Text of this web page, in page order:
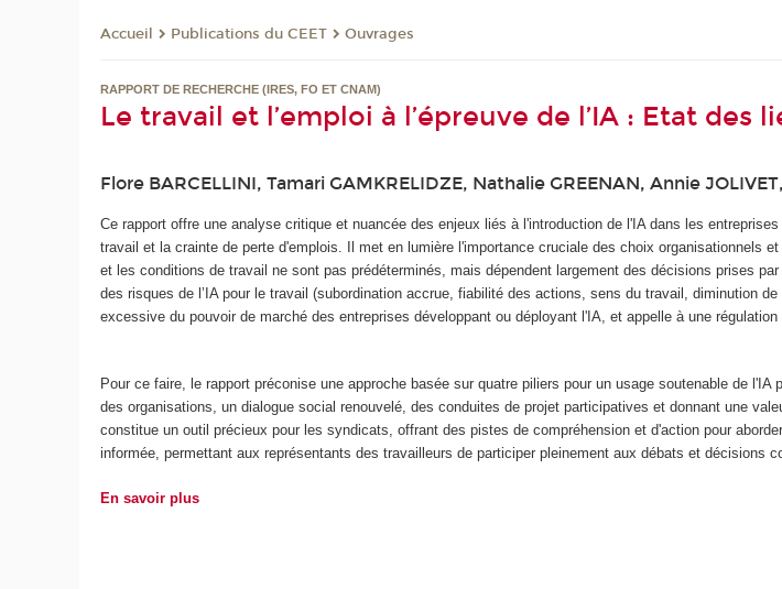
Accueil Publications du CEET Ouvrages
RAPPORT DE RECHERCHE (IRES, FO ET CNAM)
Le travail et l’emploi à l’épreuve de l’IA : Etat
Flore BARCELLINI, Tamari GAMKRELIDZE, Nathalie GREENAN, Annie
Ce rapport offre une analyse critique et nuancée des enjeux liés à l'introduction de l'IA dans les
travail et la crainte de perte d'emplois. Il met en lumière l'importance cruciale des choix organisationnels
et les conditions de travail ne sont pas prédéterminés, mais dépendent largement des décisions prises
des risques de l’IA pour le travail (subordination accrue, fiabilité des actions, sens du travail, diminution
excessive du pouvoir de marché des entreprises développant ou déployant l'IA, et appelle à une
Pour ce faire, le rapport préconise une approche basée sur quatre piliers pour un usage soutenable de
des organisations, un dialogue social renouvelé, des conduites de projet participatives et donnant une
constitue un outil précieux pour les syndicats, offrant des pistes de compréhension et d'action pour
informée, permettant aux représentants des travailleurs de participer pleinement aux débats et décisions
En savoir plus